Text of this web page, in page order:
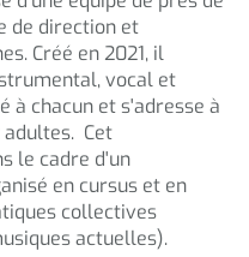
de direction et
Créé en 2021, il
vocal et
à chacun et s'adresse à
Cet
le cadre d'un
en cursus et en
collectives
actuelles).